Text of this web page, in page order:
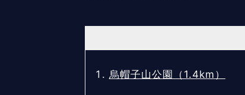
烏帽子山公園（1.4km）